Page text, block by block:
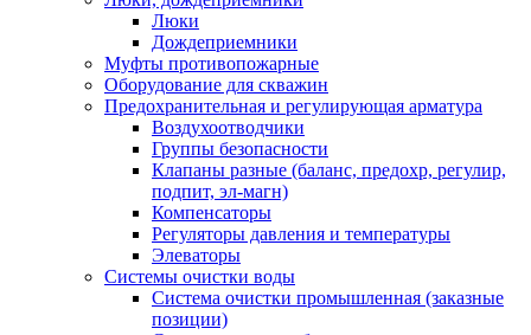
Люки
Дождеприемники
Муфты противопожарные
Оборудование для скважин
Предохранительная и регулирующая арматура
Воздухоотводчики
Группы безопасности
Клапаны разные (баланс, предохр, регулир,
подпит, эл-магн)
Компенсаторы
Регуляторы давления и температуры
Элеваторы
Системы очистки воды
Система очистки промышленная (заказные
позиции)